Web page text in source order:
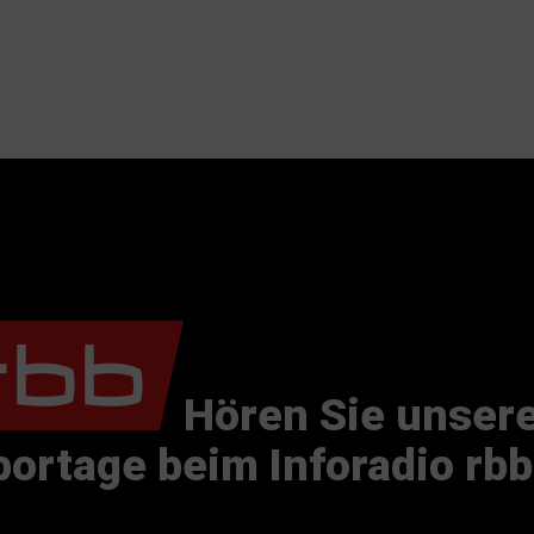
Hören Sie
beim Inforadio rbb